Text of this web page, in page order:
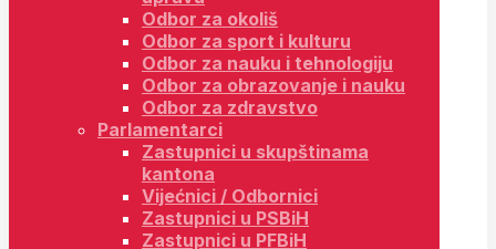
Odbor za okoliš
Odbor za sport i kulturu
Odbor za nauku i tehnologiju
Odbor za obrazovanje i nauku
Odbor za zdravstvo
Parlamentarci
Zastupnici u skupštinama
kantona
Vijećnici / Odbornici
Zastupnici u PSBiH
Zastupnici u PFBiH